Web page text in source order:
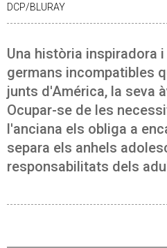
DCP/BLURAY
Una història inspiradora
germans incompatibles
junts d'América, la seva
Ocupar-se de les
l'anciana els obliga a
separa els anhels
responsabilitats dels